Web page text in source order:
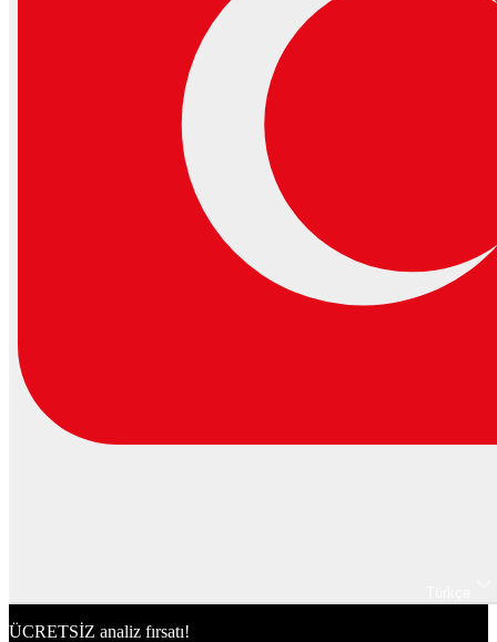
ÜCRETSİZ analiz fırsatı!